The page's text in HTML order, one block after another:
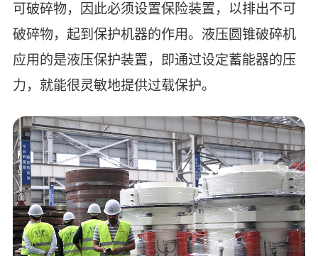
可破碎物，因此必须设置保险装置，以排出不可
破碎物，起到保护机器的作用。液压圆锥破碎机
应用的是液压保护装置，即通过设定蓄能器的压
力，就能很灵敏地提供过载保护。